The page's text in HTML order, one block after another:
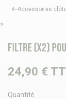
Accessoires
Filtre (x2)
>
24,90 €
Quantité